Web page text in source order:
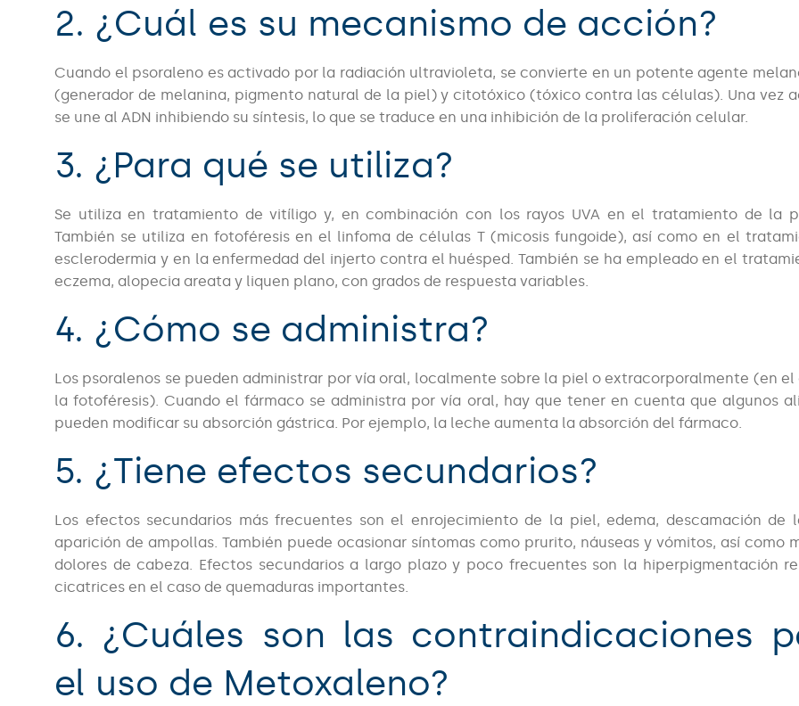
2. ¿Cuál es su mecanismo de acción?
Cuando el psoraleno es activado por la radiación ultravioleta, se convierte en un potente agente
(generador de melanina, pigmento natural de la piel) y citotóxico (tóxico contra las células). Una vez
se une al ADN inhibiendo su síntesis, lo que se traduce en una inhibición de la proliferación celular.
3. ¿Para qué se utiliza?
Se utiliza en tratamiento de vitíligo y, en combinación con los rayos UVA en el tratamiento de la
También se utiliza en fotoféresis en el linfoma de células T (micosis fungoide), así como en el
esclerodermia y en la enfermedad del injerto contra el huésped. También se ha empleado en el
eczema, alopecia areata y liquen plano, con grados de respuesta variables.
4. ¿Cómo se administra?
Los psoralenos se pueden administrar por vía oral, localmente sobre la piel o extracorporalmente (en el
la fotoféresis). Cuando el fármaco se administra por vía oral, hay que tener en cuenta que algunos
pueden modificar su absorción gástrica. Por ejemplo, la leche aumenta la absorción del fármaco.
5. ¿Tiene efectos secundarios?
Los efectos secundarios más frecuentes son el enrojecimiento de la piel, edema, descamación de
aparición de ampollas. También puede ocasionar síntomas como prurito, náuseas y vómitos, así como
dolores de cabeza. Efectos secundarios a largo plazo y poco frecuentes son la hiperpigmentación
cicatrices en el caso de quemaduras importantes.
6. ¿Cuáles son las contraindicaciones
el uso de Metoxaleno?